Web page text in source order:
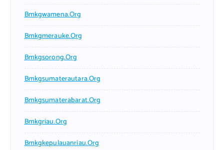
Bmkgwamena.org
Bmkgmerauke.org
Bmkgsorong.org
Bmkgsumaterautara.org
Bmkgsumaterabarat.org
Bmkgriau.org
Bmkgkepulauanriau.org